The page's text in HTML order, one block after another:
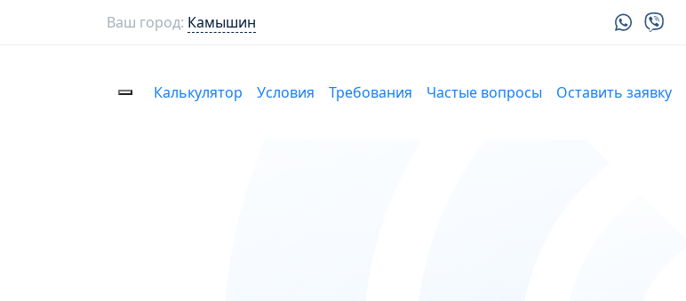
Ваш город: Камышин
Калькулятор Условия Требования Частые вопросы Оставить заявку